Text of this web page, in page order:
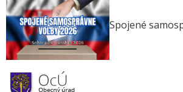
Spojené